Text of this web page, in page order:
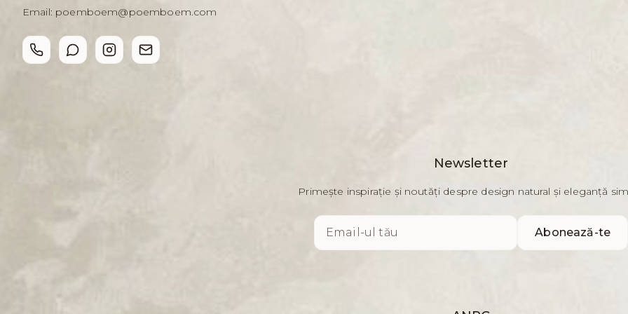
Email: poemboem@poemboem.com
Newsletter
Primește inspirație și noutăți despre design natural și eleganță
Abonează-te